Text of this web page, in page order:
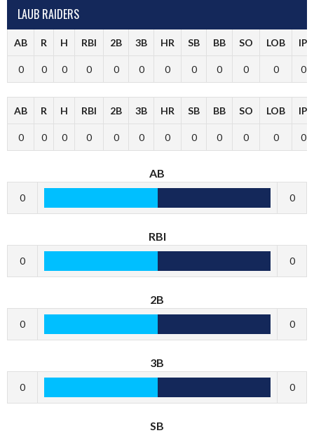
LAUB RAIDERS
AB R H RBI 2B 3B HR SB BB SO LOB IP
0 0 0 0 0 0 0 0 0 0 0 0
AB R H RBI 2B 3B HR SB BB SO LOB IP
0 0 0 0 0 0 0 0 0 0 0 0
AB
0 0
RBI
0 0
2B
0 0
3B
0 0
SB